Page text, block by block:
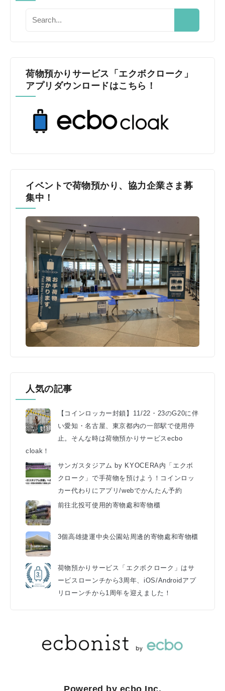
荷物預かりサービス「エクボクローク」
アプリダウンロードはこちら！
イベントで荷物預かり、協力企業さま募
集中！
人気の記事
【コインロッカー封鎖】11/22・23のG20に伴
い愛知・名古屋、東京都内の一部駅で使用停
止。そんな時は荷物預かりサービスecbo
cloak！
サンガスタジアム by KYOCERA内「エクボ
クローク」で手荷物を預けよう！コインロッ
カー代わりにアプリ/webでかんたん予約
前往北投可使用的寄物處和寄物櫃
3個高雄捷運中央公園站周邊的寄物處和寄物櫃
荷物預かりサービス「エクボクローク」はサ
ービスローンチから3周年、iOS/Androidアプ
リローンチから1周年を迎えました！